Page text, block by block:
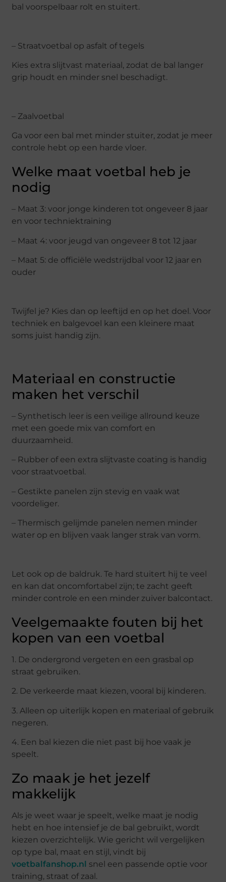
bal voorspelbaar rolt en stuitert.
– Straatvoetbal op asfalt of tegels
Kies extra slijtvast materiaal, zodat de bal langer
grip houdt en minder snel beschadigt.
– Zaalvoetbal
Ga voor een bal met minder stuiter, zodat je meer
controle hebt op een harde vloer.
Welke maat voetbal heb je
nodig
– Maat 3: voor jonge kinderen tot ongeveer 8 jaar
en voor techniektraining
– Maat 4: voor jeugd van ongeveer 8 tot 12 jaar
– Maat 5: de officiële wedstrijdbal voor 12 jaar en
ouder
Twijfel je? Kies dan op leeftijd en op het doel. Voor
techniek en balgevoel kan een kleinere maat
soms juist handig zijn.
Materiaal en constructie
maken het verschil
– Synthetisch leer is een veilige allround keuze
met een goede mix van comfort en
duurzaamheid.
– Rubber of een extra slijtvaste coating is handig
voor straatvoetbal.
– Gestikte panelen zijn stevig en vaak wat
voordeliger.
– Thermisch gelijmde panelen nemen minder
water op en blijven vaak langer strak van vorm.
Let ook op de baldruk. Te hard stuitert hij te veel
en kan dat oncomfortabel zijn; te zacht geeft
minder controle en een minder zuiver balcontact.
Veelgemaakte fouten bij het
kopen van een voetbal
1. De ondergrond vergeten en een grasbal op
straat gebruiken.
2. De verkeerde maat kiezen, vooral bij kinderen.
3. Alleen op uiterlijk kopen en materiaal of gebruik
negeren.
4. Een bal kiezen die niet past bij hoe vaak je
speelt.
Zo maak je het jezelf
makkelijk
Als je weet waar je speelt, welke maat je nodig
hebt en hoe intensief je de bal gebruikt, wordt
kiezen overzichtelijk. Wie gericht wil vergelijken
op type bal, maat en stijl, vindt bij
voetbalfanshop.nl snel een passende optie voor
training, straat of zaal.